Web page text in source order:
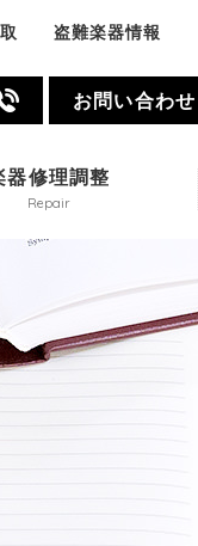
盗難楽器情報
お問い合わせ
器修理調整
Repair